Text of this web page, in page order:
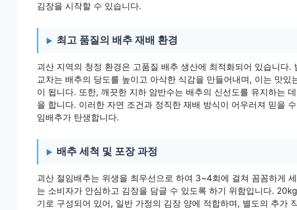
김장을 시작할 수 있습니다.
최고 품질의 배추 재배 환경
괴산 지역의 청정 환경은 고품질 배추 생산에 최적화되어 있습니다.
교차는 배추의 당도를 높이고 아삭한 식감을 만들어내며, 이는 맛있
이 됩니다. 또한, 깨끗한 지하 암반수는 배추의 신선도를 유지하는
을 합니다. 이러한 자연 조건과 정직한 재배 방식이 어우러져 믿을
임배추가 탄생합니다.
배추 세척 및 포장 과정
괴산 절임배추는 위생을 최우선으로 하여 3~4회에 걸쳐 꼼꼼하게
는 소비자가 안심하고 김장을 담글 수 있도록 하기 위함입니다.
기로 구성되어 있어, 일반 가정의 김장 양에 적합하며, 별도의 추가